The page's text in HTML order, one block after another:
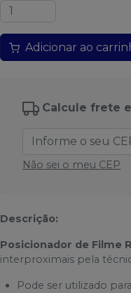
Adicionar ao
Calcule frete
Não sei o meu CEP
Descrição:
Posicionador de Filme
interproximais pela
Pode ser utilizado